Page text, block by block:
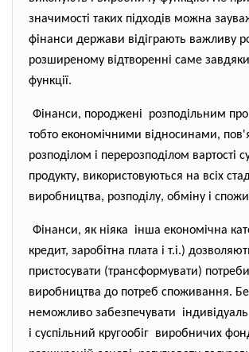
значимості таких підходів можна
фінанси держави відіграють важливу
розширеному відтворенні саме
функції.
Фінанси, породжені розподільним
тобто економічними відносинами,
розподілом і перерозподілом вартості
продукту, використовуються на всіх
виробництва, розподілу, обміну і
Фінанси, як ніяка інша економічна
кредит, заробітна плата і т.і.)
пристосувати (трансформувати) потреби
виробництва до потреб споживання.
неможливо забезпечувати
і суспільний кругообіг виробничих